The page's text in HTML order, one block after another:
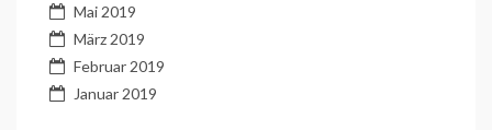
Mai 2019
März 2019
Februar 2019
Januar 2019